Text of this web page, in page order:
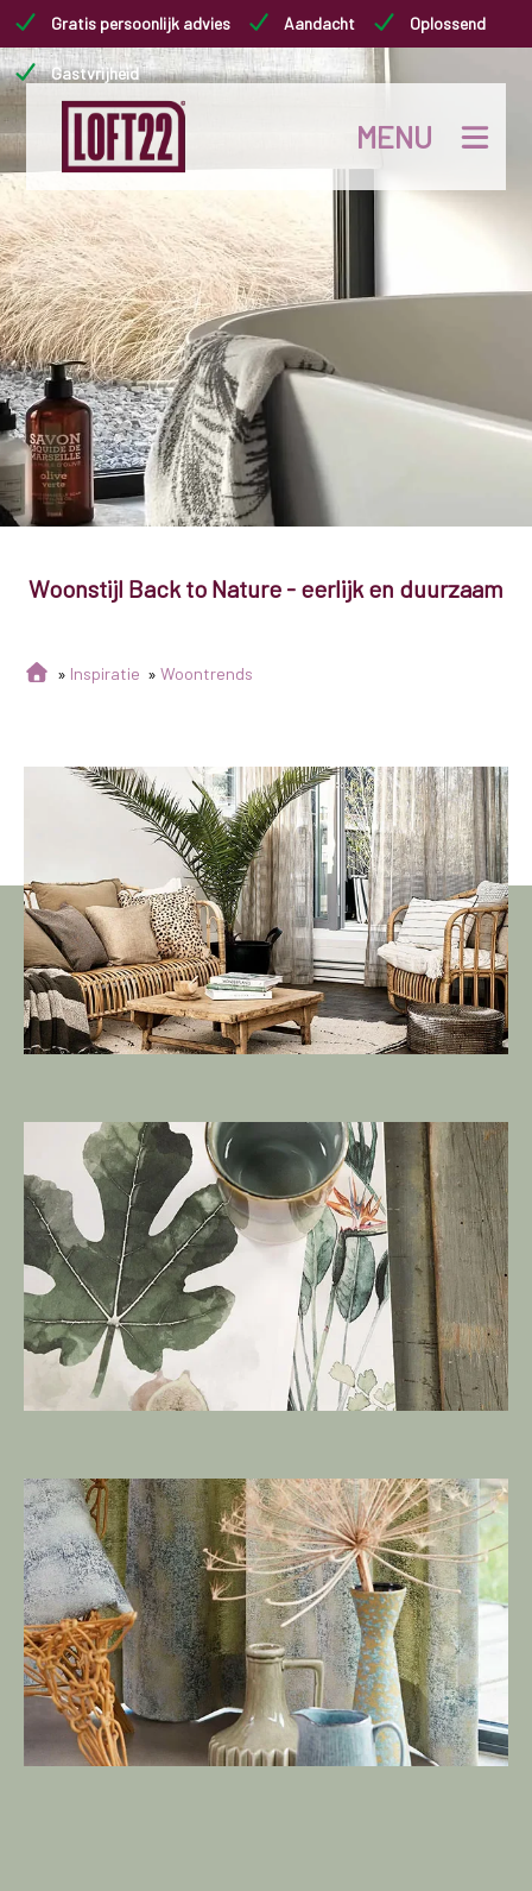
Gratis persoonlijk advies Aandacht Oplossend
Gastvrijheid
MENU
Woonstijl Back to Nature - eerlijk en duurzaam
» Inspiratie » Woontrends